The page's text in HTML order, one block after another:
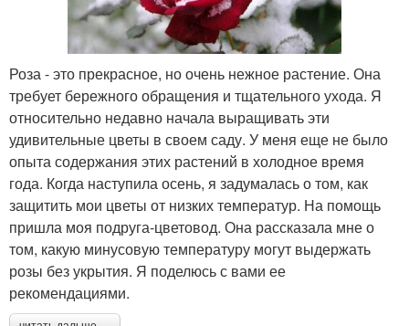
Роза - это прекрасное, но очень нежное растение. Она
требует бережного обращения и тщательного ухода. Я
относительно недавно начала выращивать эти
удивительные цветы в своем саду. У меня еще не было
опыта содержания этих растений в холодное время
года. Когда наступила осень, я задумалась о том, как
защитить мои цветы от низких температур. На помощь
пришла моя подруга-цветовод. Она рассказала мне о
том, какую минусовую температуру могут выдержать
розы без укрытия. Я поделюсь с вами ее
рекомендациями.